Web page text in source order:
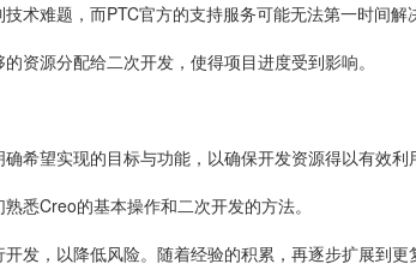
术难题，而PTC官方的支持服务可能无法第一时间解
资源分配给二次开发，使得项目进度受到影响。
希望实现的目标与功能，以确保开发资源得以有效利
悉Creo的基本操作和二次开发的方法。
发，以降低风险。随着经验的积累，再逐步扩展到更